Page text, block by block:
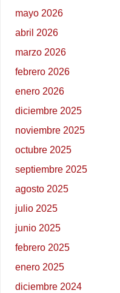
mayo 2026
abril 2026
marzo 2026
febrero 2026
enero 2026
diciembre 2025
noviembre 2025
octubre 2025
septiembre 2025
agosto 2025
julio 2025
junio 2025
febrero 2025
enero 2025
diciembre 2024